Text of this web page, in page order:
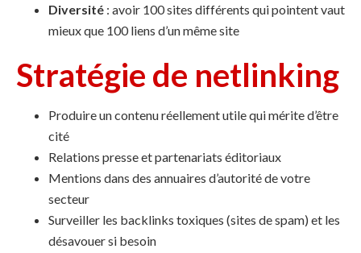
Diversité : avoir 100 sites différents qui pointent vaut
mieux que 100 liens d’un même site
Stratégie de netlinking
Produire un contenu réellement utile qui mérite d’être
cité
Relations presse et partenariats éditoriaux
Mentions dans des annuaires d’autorité de votre
secteur
Surveiller les backlinks toxiques (sites de spam) et les
désavouer si besoin